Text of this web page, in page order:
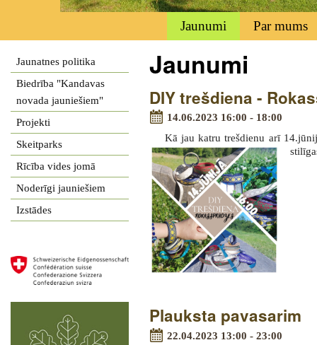
Jaunumi Par mums
Jaunatnes politika
Biedrība "Kandavas
novada jauniešiem"
Projekti
Skeitparks
Rīcība vides jomā
Noderīgi jauniešiem
Izstādes
Jaunumi
DIY trešdiena -
14.06.2023 16:00 - 18:00
Kā jau katru trešdienu arī
Plauksta pavasarim
22.04.2023 13:00 - 23:00